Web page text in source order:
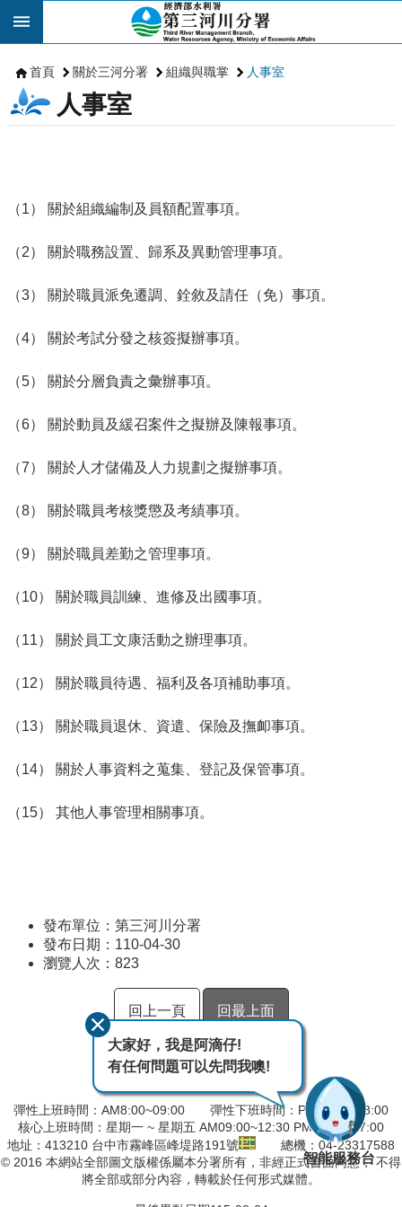
跳到主要內容區塊
首頁 關於三河分署 組織與職掌 人事室
人事室
（1） 關於組織編制及員額配置事項。
（2） 關於職務設置、歸系及異動管理事項。
（3） 關於職員派免遷調、銓敘及請任（免）事項。
（4） 關於考試分發之核簽擬辦事項。
（5） 關於分層負責之彙辦事項。
（6） 關於動員及緩召案件之擬辦及陳報事項。
（7） 關於人才儲備及人力規劃之擬辦事項。
（8） 關於職員考核獎懲及考績事項。
（9） 關於職員差勤之管理事項。
（10） 關於職員訓練、進修及出國事項。
（11） 關於員工文康活動之辦理事項。
（12） 關於職員待遇、福利及各項補助事項。
（13） 關於職員退休、資遣、保險及撫卹事項。
（14） 關於人事資料之蒐集、登記及保管事項。
（15） 其他人事管理相關事項。
發布單位：第三河川分署
發布日期：110-04-30
瀏覽人次： 823
回上一頁 回最上面
彈性上班時間：AM8:00~09:00 彈性下班時間：PM17:00~18:00
核心上班時間：星期一 ~ 星期五 AM09:00~12:30 PM13:30~17:00
地址：413210 台中市霧峰區峰堤路191號
總機：04-23317588
© 2016 本網站全部圖文版權係屬本分署所有，非經正式書面同意， 不得
將全部或部分內容，轉載於任何形式媒體。
大家好，我是阿滴仔!
有任何問題可以先問我噢!
智能服務台